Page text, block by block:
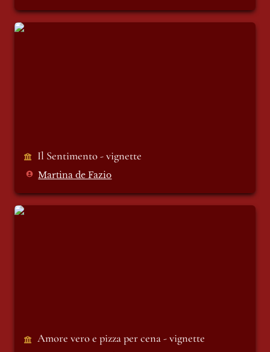
Il Sentimento - vignette
Il Sentimento - vignette
Martina de Fazio
Amore vero e pizza per cena - vignette
Amore vero e pizza per cena - vignette